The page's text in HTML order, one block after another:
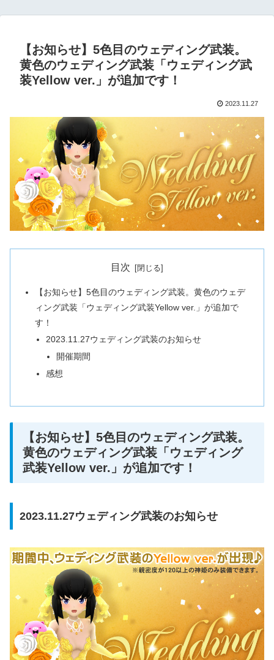
【お知らせ】5色目のウェディング武装。
黄色のウェディング武装「ウェディング武
装Yellow ver.」が追加です！
2023.11.27
目次
【お知らせ】5色目のウェディング武装。黄色のウェデ
ィング武装「ウェディング武装Yellow ver.」が追加で
す！
2023.11.27ウェディング武装のお知らせ
開催期間
感想
【お知らせ】5色目のウェディング武装。
黄色のウェディング武装「ウェディング
武装Yellow ver.」が追加です！
2023.11.27ウェディング武装のお知らせ